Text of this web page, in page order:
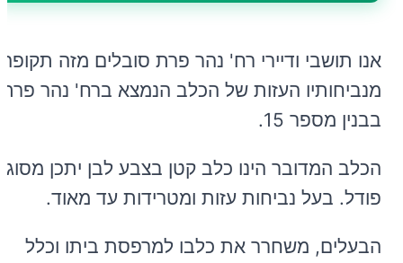
אנו תושבי ודיירי רח' נהר פרת סובלים מזה תקופה
מנביחותיו העזות של הכלב הנמצא ברח' נהר פרת
בבנין מספר 15.
הכלב המדובר הינו כלב קטן בצבע לבן יתכן מסוג
פודל. בעל נביחות עזות ומטרידות עד מאוד.
הבעלים, משחרר את כלבו למרפסת ביתו וכלל